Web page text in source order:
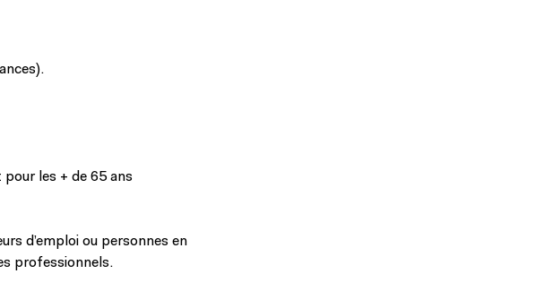
les + de 65 ans
d’emploi ou personnes en
professionnels.